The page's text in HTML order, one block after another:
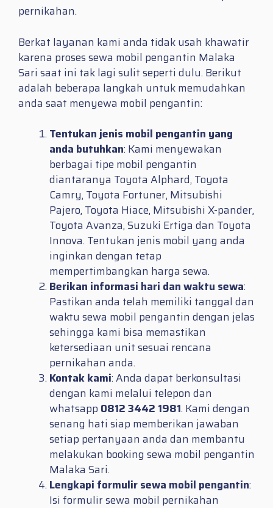
pernikahan.
Berkat layanan kami anda tidak usah khawatir
karena proses sewa mobil pengantin Malaka
Sari saat ini tak lagi sulit seperti dulu. Berikut
adalah beberapa langkah untuk memudahkan
anda saat menyewa mobil pengantin:
Tentukan jenis mobil pengantin yang
anda butuhkan: Kami menyewakan
berbagai tipe mobil pengantin
diantaranya Toyota Alphard, Toyota
Camry, Toyota Fortuner, Mitsubishi
Pajero, Toyota Hiace, Mitsubishi X-pander,
Toyota Avanza, Suzuki Ertiga dan Toyota
Innova. Tentukan jenis mobil yang anda
inginkan dengan tetap
mempertimbangkan harga sewa.
Berikan informasi hari dan waktu sewa:
Pastikan anda telah memiliki tanggal dan
waktu sewa mobil pengantin dengan jelas
sehingga kami bisa memastikan
ketersediaan unit sesuai rencana
pernikahan anda.
Kontak kami: Anda dapat berkonsultasi
dengan kami melalui telepon dan
whatsapp 0812 3442 1981. Kami dengan
senang hati siap memberikan jawaban
setiap pertanyaan anda dan membantu
melakukan booking sewa mobil pengantin
Malaka Sari.
Lengkapi formulir sewa mobil pengantin:
Isi formulir sewa mobil pernikahan